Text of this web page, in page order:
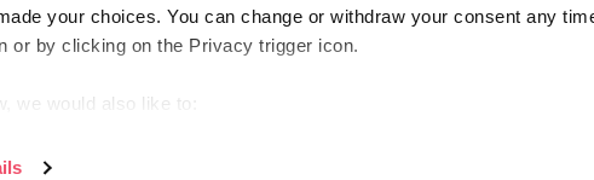
your choices. You can change or withdraw your consent any
or by clicking on the Privacy trigger icon.
we would also like to:
your device by actively scanning it for specific characteristics